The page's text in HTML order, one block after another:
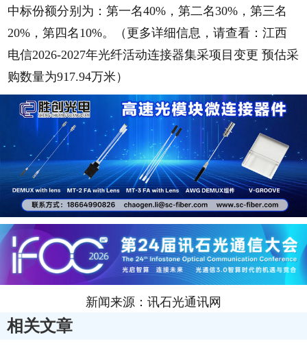
中标份额分别为：第一名40%，第二名30%，第三名
20%，第四名10%。（更多详细信息，请查看：江西
电信2026-2027年光纤活动连接器集采项目变更 预估采
购数量为917.94万米 ）
新闻来源：讯石光通讯网
相关文章